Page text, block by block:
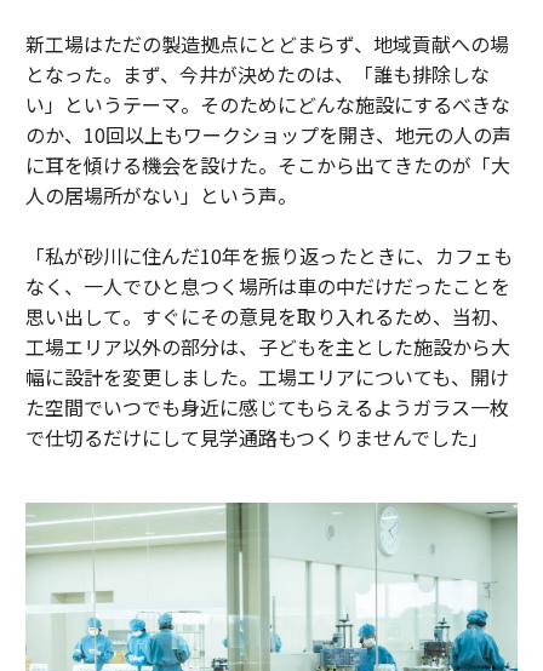
新工場はただの製造拠点にとどまらず、地域貢献への場
となった。まず、今井が決めたのは、「誰も排除しな
い」というテーマ。そのためにどんな施設にするべきな
のか、10回以上もワークショップを開き、地元の人の声
に耳を傾ける機会を設けた。そこから出てきたのが「大
人の居場所がない」という声。
「私が砂川に住んだ10年を振り返ったときに、カフェも
なく、一人でひと息つく場所は車の中だけだったことを
思い出して。すぐにその意見を取り入れるため、当初、
工場エリア以外の部分は、子どもを主とした施設から大
幅に設計を変更しました。工場エリアについても、開け
た空間でいつでも身近に感じてもらえるようガラス一枚
で仕切るだけにして見学通路もつくりませんでした」